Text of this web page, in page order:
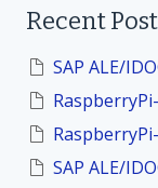
n
c
o
Recent
SAP ALE/
SAP ALE/